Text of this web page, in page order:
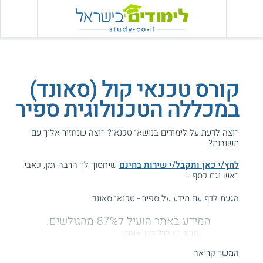
קורס טכנאי קול (סאונד)
במכללה הטכנולוגית ספיר
רוצה לדעת על לימודים בנושאי טכנאי? רוצה שנחזור אליך עם
תשובות?
לחץ/י כאן ותקבל/י שירות בחינם שיחסוך לך הרבה זמן, כאבי
ראש וגם כסף ...
הגעת לדף עם מידע על ספיר - טכנאי סאונד.
המידע באתר הועיל ל87% מהגולשים.
עזרנו גם לך? דרג אותנו:
המשך קריאה